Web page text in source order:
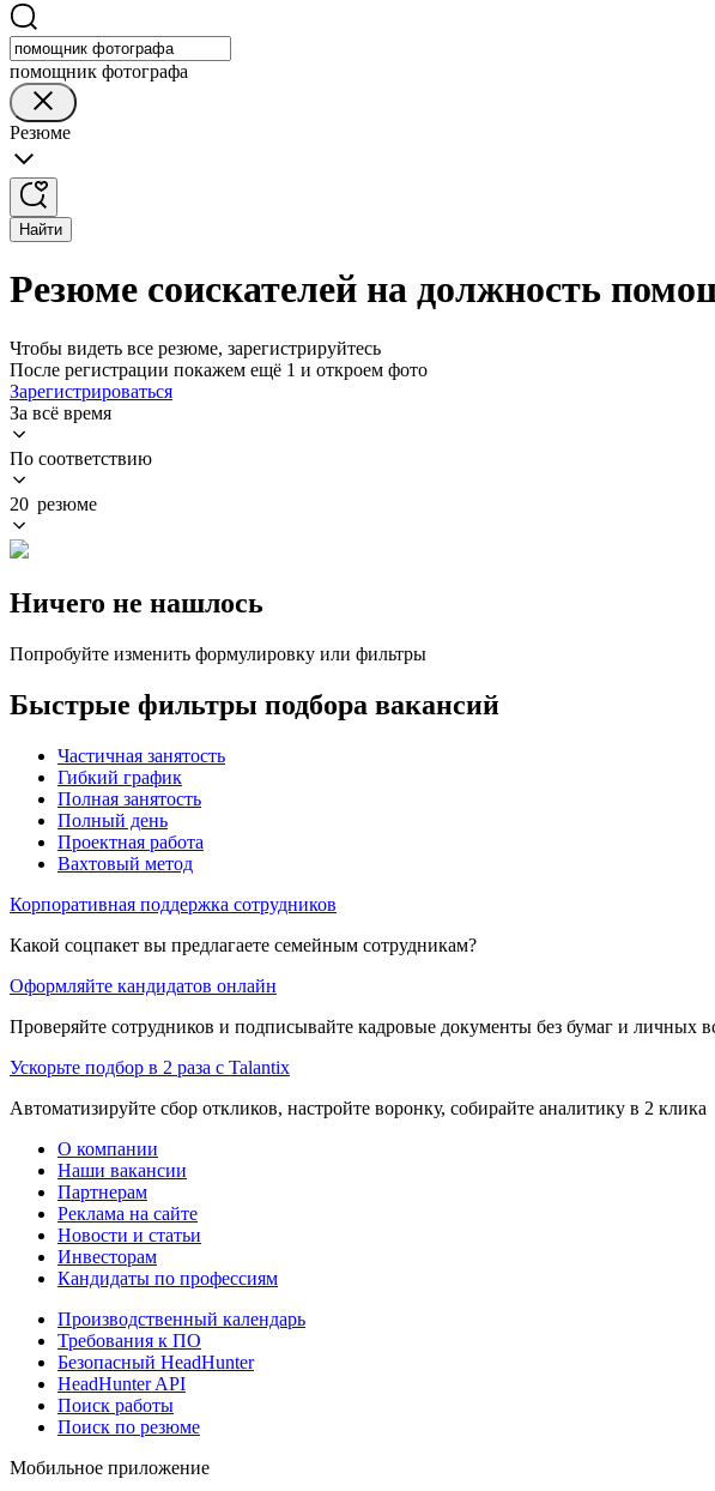
помощник фотографа
Резюме
Найти
Резюме соискателей на должность
Чтобы видеть все резюме, зарегистрируйтесь
После регистрации покажем ещё 1 и откроем фото
Зарегистрироваться
За всё время
По соответствию
20 резюме
Ничего не нашлось
Попробуйте изменить формулировку или фильтры
Быстрые фильтры подбора вакансий
Частичная занятость
Гибкий график
Полная занятость
Полный день
Проектная работа
Вахтовый метод
Корпоративная поддержка сотрудников
Какой соцпакет вы предлагаете семейным сотрудникам?
Оформляйте кандидатов онлайн
Проверяйте сотрудников и подписывайте кадровые документы без бумаг и личных
Ускорьте подбор в 2 раза с Talantix
Автоматизируйте сбор откликов, настройте воронку, собирайте аналитику в 2 клика
О компании
Наши вакансии
Партнерам
Реклама на сайте
Новости и статьи
Инвесторам
Кандидаты по профессиям
Производственный календарь
Требования к ПО
Безопасный HeadHunter
HeadHunter API
Поиск работы
Поиск по резюме
Мобильное приложение